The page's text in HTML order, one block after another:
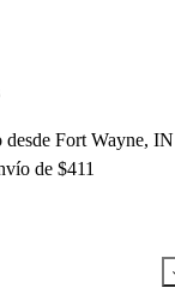
Fort Wayne, IN
de $411